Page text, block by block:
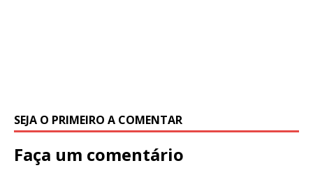
SEJA O PRIMEIRO A COMENTAR
Faça um comentário